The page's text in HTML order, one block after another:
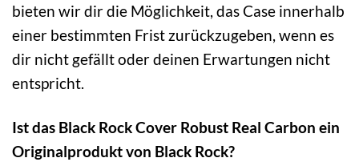
bieten wir dir die Möglichkeit, das Case innerhalb
einer bestimmten Frist zurückzugeben, wenn es
dir nicht gefällt oder deinen Erwartungen nicht
entspricht.
Ist das Black Rock Cover Robust Real Carbon ein
Originalprodukt von Black Rock?